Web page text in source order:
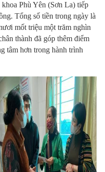
Phù Yên (Sơn La) tiếp
Tổng số tiền trong ngày là
mốt triệu một trăm nghìn
thành đã góp thêm điểm
tâm hơn trong hành trình